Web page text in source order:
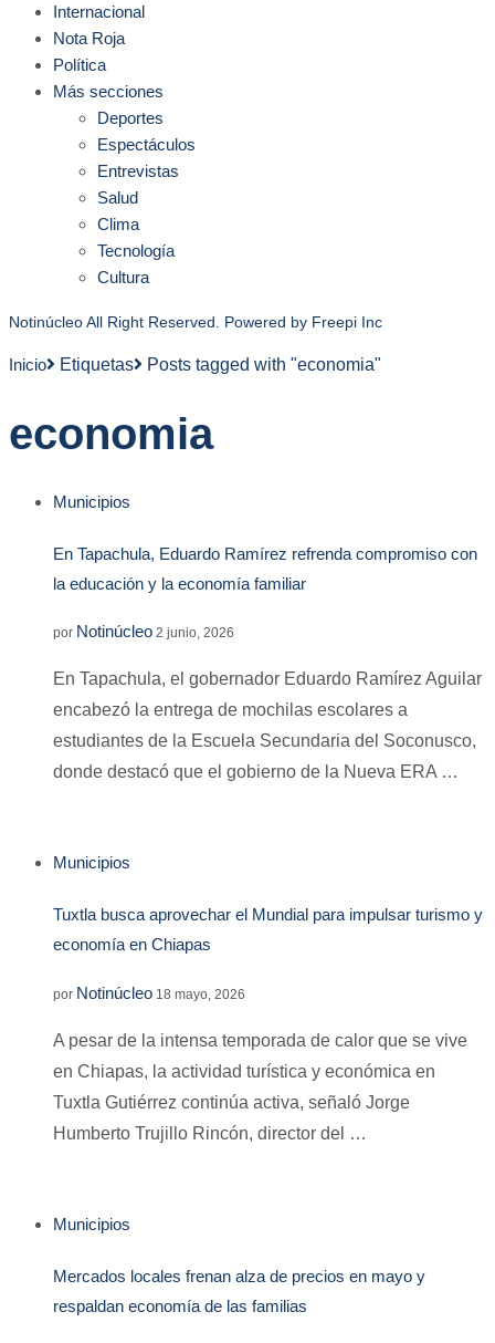
Internacional
Nota Roja
Política
Más secciones
Deportes
Espectáculos
Entrevistas
Salud
Clima
Tecnología
Cultura
Notinúcleo All Right Reserved. Powered by Freepi Inc
Inicio Etiquetas Posts tagged with "economia"
economia
Municipios
En Tapachula, Eduardo Ramírez refrenda compromiso con
la educación y la economía familiar
por Notinúcleo 2 junio, 2026
En Tapachula, el gobernador Eduardo Ramírez Aguilar
encabezó la entrega de mochilas escolares a
estudiantes de la Escuela Secundaria del Soconusco,
donde destacó que el gobierno de la Nueva ERA …
Municipios
Tuxtla busca aprovechar el Mundial para impulsar turismo y
economía en Chiapas
por Notinúcleo 18 mayo, 2026
A pesar de la intensa temporada de calor que se vive
en Chiapas, la actividad turística y económica en
Tuxtla Gutiérrez continúa activa, señaló Jorge
Humberto Trujillo Rincón, director del …
Municipios
Mercados locales frenan alza de precios en mayo y
respaldan economía de las familias